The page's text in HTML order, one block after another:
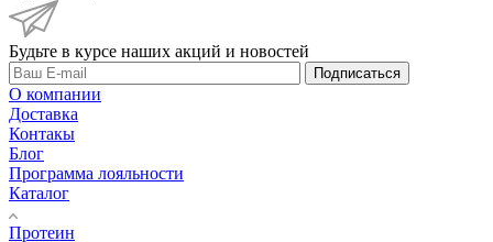
Будьте в курсе наших акций и новостей
Подписаться
О компании
Доставка
Контакы
Блог
Программа лояльности
Каталог
Протеин